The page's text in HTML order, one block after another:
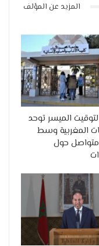
المزيد عن المؤلف
الميسر توحد
المغربية وسط
حول